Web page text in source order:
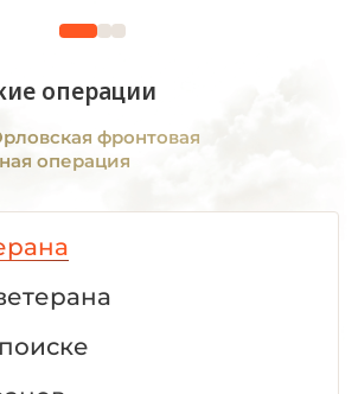
операции
фронтовая
операция